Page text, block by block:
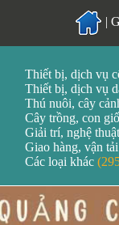
|
Thiết bị, dịch vụ
Thiết bị, dịch vụ
Thú nuôi, cây
Cây trồng, con
Giải trí, nghệ thuật
Giao hàng, vận tải
Các loại khác